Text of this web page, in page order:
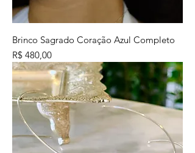
Brinco Sagrado Coração Azul Completo
Preço
R$ 480,00